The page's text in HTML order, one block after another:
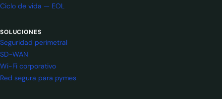
Ciclo de vida — EOL
SOLUCIONES
Seguridad perimetral
SD-WAN
Wi-Fi corporativo
Red segura para pymes